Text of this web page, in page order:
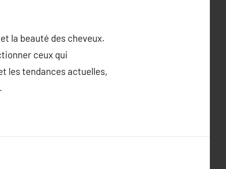
la beauté des cheveux.
ceux qui
les tendances actuelles,